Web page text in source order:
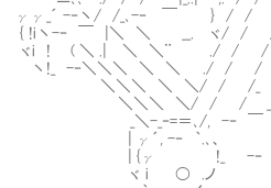
､-‐ ￣ } / / / .| |
__. ヾ/ / / ! |＜´
¨ ./ / / .! |二
＼ ＼ ./ / / ! |-‐
/ / /_ -‐‐! . -‐
/ _... -| γ.γ´ ｀
､/, -‐ ￣ !
､、 _ -‐ゝ､
-‐
.ノ